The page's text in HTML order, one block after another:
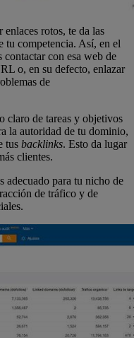
enlaces rotos, te da las
tu competencia. Así, en el
con esa web de
o, en su defecto, enlazar
de
claro de tareas y objetivos
la autoridad de tu dominio,
tus backlinks. Esto da lugar
clientes.
adecuado para tu nicho de
de tráfico y de